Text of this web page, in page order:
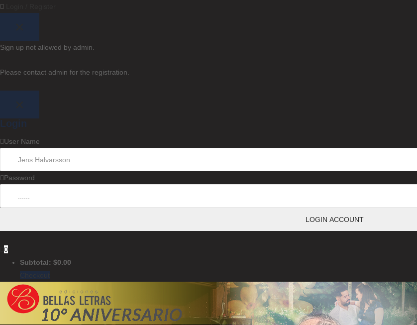
Sign up not allowed by admin.
Please contact admin for the registration.
Login
User Name
Password
0
Subtotal: $0.00